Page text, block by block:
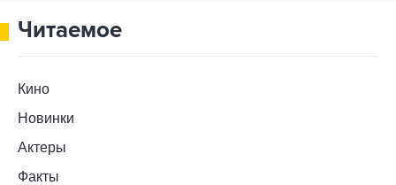
Читаемое
Кино
Новинки
Актеры
Факты